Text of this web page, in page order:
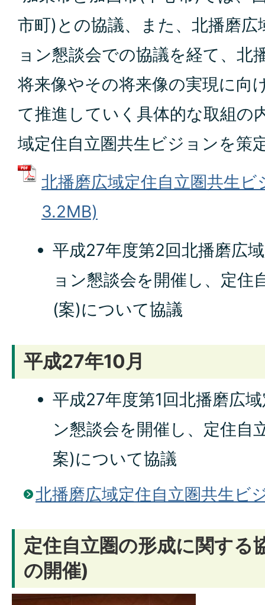
市町)との協議、また、北播磨
ョン懇談会での協議を経て、北
将来像やその将来像の実現に向
て推進していく具体的な取組の
域定住自立圏共生ビジョンを策
北播磨広域定住自立圏共生
3.2MB)
平成27年度第2回北播磨広
ョン懇談会を開催し、定住
(案)について協議
平成27年10月
平成27年度第1回北播磨広
ン懇談会を開催し、定住自
案)について協議
北播磨広域定住自立圏共生ビ
定住自立圏の形成に関する
の開催)